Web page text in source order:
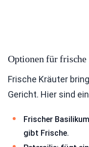
Optionen für frische
Frische Kräuter
Gericht. Hier sind
Frischer
gibt Frische.